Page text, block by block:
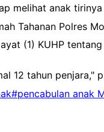
melihat anak
Tahanan Polres
(1) KUHP
12 tahun penjara,"
#pencabulan anak